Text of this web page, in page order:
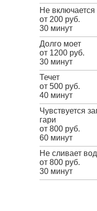
Не включается
от 200 руб.
30 минут
Долго моет
от 1200 руб.
30 минут
Течет
от 500 руб.
40 минут
Чувствуется
гари
от 800 руб.
60 минут
Не сливает
от 800 руб.
30 минут